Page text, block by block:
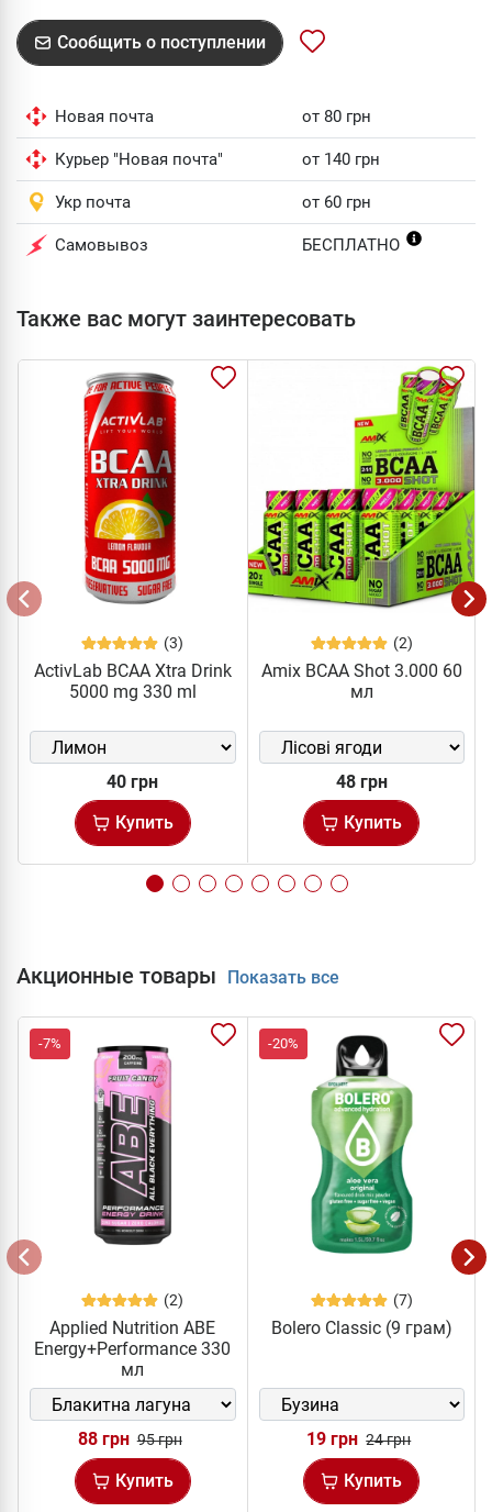
Сообщить о поступлении
Новая почта от 80 грн
Курьер "Новая почта" от 140 грн
Укр почта от 60 грн
Самовывоз БЕСПЛАТНО
Также вас могут заинтересовать
(3)
ActivLab BCAA Xtra Drink
5000 mg 330 ml
40 грн
Купить
(2)
Amix BCAA Shot 3.000 60
мл
48 грн
Купить
Акционные товары Показать все
-7%
(2)
Applied Nutrition ABE
Energy+Performance 330
мл
88 грн 95 грн
Купить
-20%
(7)
Bolero Classic (9 грам)
19 грн 24 грн
Купить